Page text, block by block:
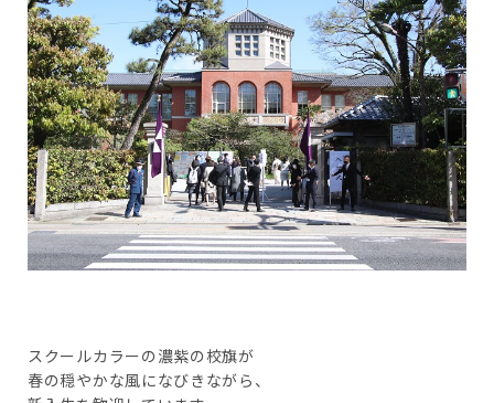
スクールカラーの濃紫の校旗が
春の穏やかな風になびきながら、